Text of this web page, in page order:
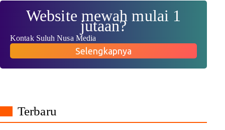
Website mewah mulai 1
jutaan?
Kontak Suluh Nusa Media
Selengkapnya
Terbaru